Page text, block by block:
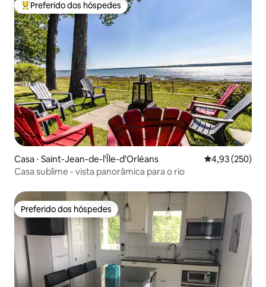
Entre os melhores preferidos dos hóspedes
Preferido dos hóspedes
Casa ⋅ Saint-Jean-de-l'Île-d'Orléans 4,93 de uma
4,93 (250)
Casa sublime - vista panorâmica para o rio
Preferido dos hóspedes
Preferido dos hóspedes